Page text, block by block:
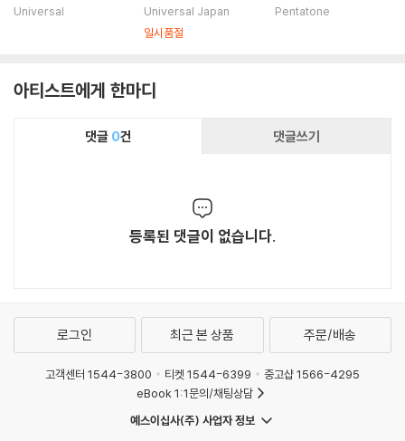
집 (Complete Reco
Universal
과 이졸데` 하이라이트
(Wagner: Tristan U
Universal Japan
일시품절
지창조" Hob XXI:2
Pentatone
아티스트에게 한마디
댓글 0건 댓글쓰기
등록된 댓글이 없습니다.
로그인 최근 본 상품 주문/배송
고객센터 1544-3800 티켓 1544-6399
중고샵 1566-4295
eBook 1:1문의/채팅상담
예스이십사(주) 사업자 정보